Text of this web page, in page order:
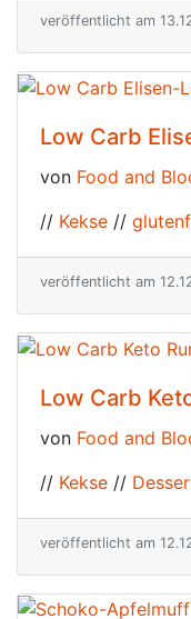
veröffentlicht am
Low Carb
von Food and
// Kekse //
veröffentlicht am
Low Carb
von Food and
// Kekse //
veröffentlicht am